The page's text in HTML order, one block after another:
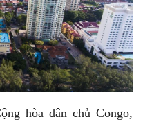
hòa dân chủ Congo,